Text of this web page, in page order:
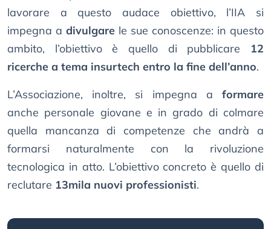
lavorare a questo audace obiettivo, l’IIA si
impegna a divulgare le sue conoscenze: in questo
ambito, l’obiettivo è quello di pubblicare 12
ricerche a tema insurtech entro la fine dell’anno.
L’Associazione, inoltre, si impegna a formare
anche personale giovane e in grado di colmare
quella mancanza di competenze che andrà a
formarsi naturalmente con la rivoluzione
tecnologica in atto. L’obiettivo concreto è quello di
reclutare 13mila nuovi professionisti.